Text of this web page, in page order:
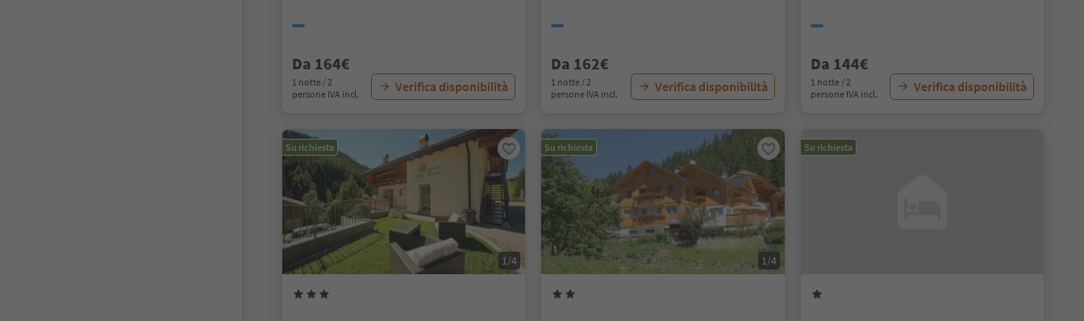
Da 164€
1 notte / 2
persone IVA incl.
Verifica disponibilità
Da 162€
1 notte / 2
persone IVA incl.
Verifica disponibilità
Da 144€
1 notte / 2
persone IVA incl.
Verifica disponibilità
Su richiesta
1/4
Su richiesta
1/4
Su richiesta